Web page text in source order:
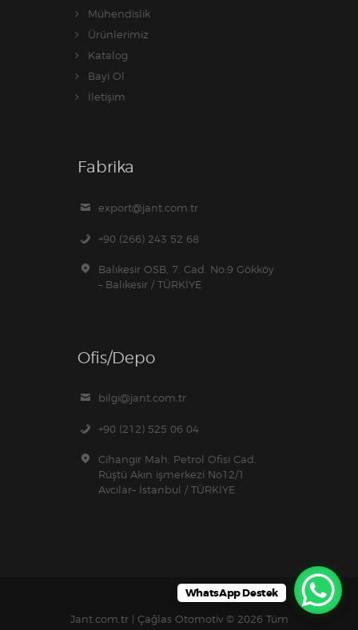
Mühendislik
Ürünlerimiz
Katalog
Bayi Ol
İletişim
Fabrika
export@jant.com.tr
+90 (266) 243 52 68
Balıkesir OSB, 7. Cad. No:9 Gökköy
– Balıkesir / TÜRKİYE
Ofis/Depo
bilgi@jant.com.tr
+90 (212) 525 06 04
Cihangir Mah. Petrol Ofisi Cad.
Rüştü Akın işmerkezi No12/1
Avcılar– İstanbul / TÜRKİYE
Jant.com.tr | Çağlas Otomotiv© 2026 Tüm
WhatsApp Destek